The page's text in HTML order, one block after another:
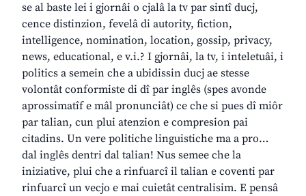
se al baste lei i gjornâi o cjalâ la tv par sintî ducj,
cence distinzion, fevelâ di autority, fiction,
intelligence, nomination, location, gossip, privacy,
news, educational, e v.i.? I gjornâi, la tv, i inteletuâi, i
politics a semein che a ubidissin ducj ae stesse
volontât conformiste di dî par inglês (spes avonde
aprossimatîf e mâl pronunciât) ce che si pues dî miôr
par talian, cun plui atenzion e compresion pai
citadins. Un vere politiche linguistiche ma a pro…
dal inglês dentri dal talian! Nus semee che la
iniziative, plui che a rinfuarcî il talian e coventi par
rinfuarcî un vecjo e mai cuietât centralisim. E pensâ